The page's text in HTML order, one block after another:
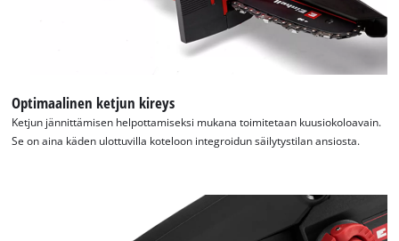
Optimaalinen ketjun kireys
Ketjun jännittämisen helpottamiseksi mukana toimitetaan kuusiokoloavain.
Se on aina käden ulottuvilla koteloon integroidun säilytystilan ansiosta.